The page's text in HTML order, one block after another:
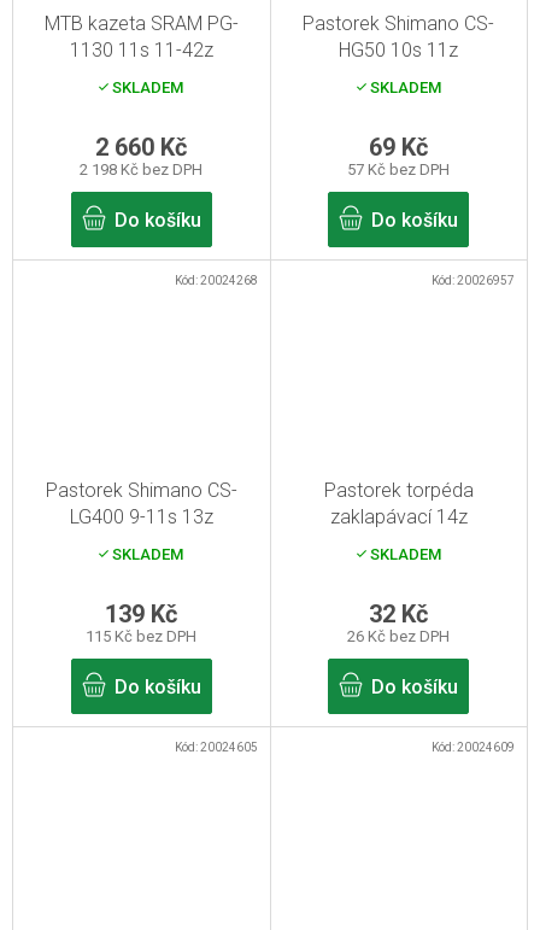
MTB kazeta SRAM PG-
1130 11s 11-42z
SKLADEM
2 198 Kč bez DPH
2 660 Kč
Do košíku
Pastorek Shimano CS-
HG50 10s 11z
SKLADEM
57 Kč bez DPH
69 Kč
Do košíku
Pastorek Shimano CS-
LG400 9-11s 13z
SKLADEM
115 Kč bez DPH
139 Kč
Do košíku
Kód:20024268
Pastorek torpéda
zaklapávací 14z
SKLADEM
26 Kč bez DPH
32 Kč
Do košíku
Kód:20026957
Kód:20024605 Kód:20024609